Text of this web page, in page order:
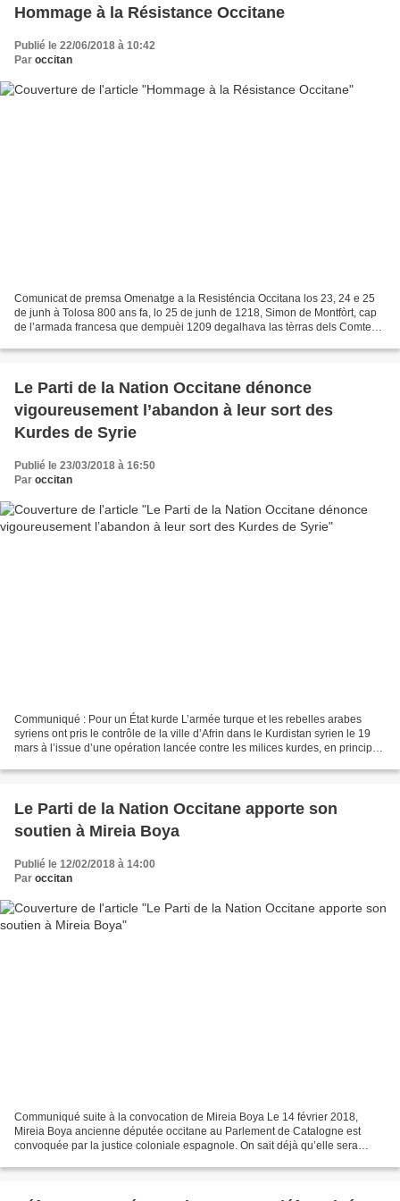
Hommage à la Résistance Occitane
Publié le 22/06/2018 à 10:42
Par occitan
Comunicat de premsa Omenatge a la Resisténcia Occitana los 23, 24 e 25
de junh à Tolosa 800 ans fa, lo 25 de junh de 1218, Simon de Montfòrt, cap
de l’armada francesa que dempuèi 1209 degalhava las tèrras dels Comtes
Le Parti de la Nation Occitane dénonce
vigoureusement l’abandon à leur sort des
Kurdes de Syrie
Publié le 23/03/2018 à 16:50
Par occitan
Communiqué : Pour un État kurde L’armée turque et les rebelles arabes
syriens ont pris le contrôle de la ville d’Afrin dans le Kurdistan syrien le 19
mars à l’issue d’une opération lancée contre les milices kurdes, en principe
Le Parti de la Nation Occitane apporte son
soutien à Mireia Boya
Publié le 12/02/2018 à 14:00
Par occitan
Communiqué suite à la convocation de Mireia Boya Le 14 février 2018,
Mireia Boya ancienne députée occitane au Parlement de Catalogne est
convoquée par la justice coloniale espagnole. On sait déjà qu’elle sera